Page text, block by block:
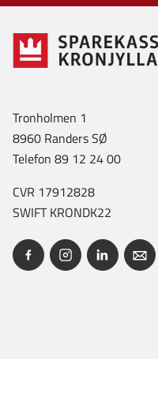
Tronholmen 1
8960 Randers SØ
Telefon 89 12 24 00
CVR 17912828
SWIFT KRONDK22